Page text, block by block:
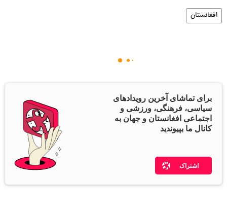
افغانستان
برای تماشای آخرین رویدادهای
سیاسی، فرهنگی، ورزشی و
اجتماعی افغانستان و جهان به
کانال ما بپیوندید
اشتراک